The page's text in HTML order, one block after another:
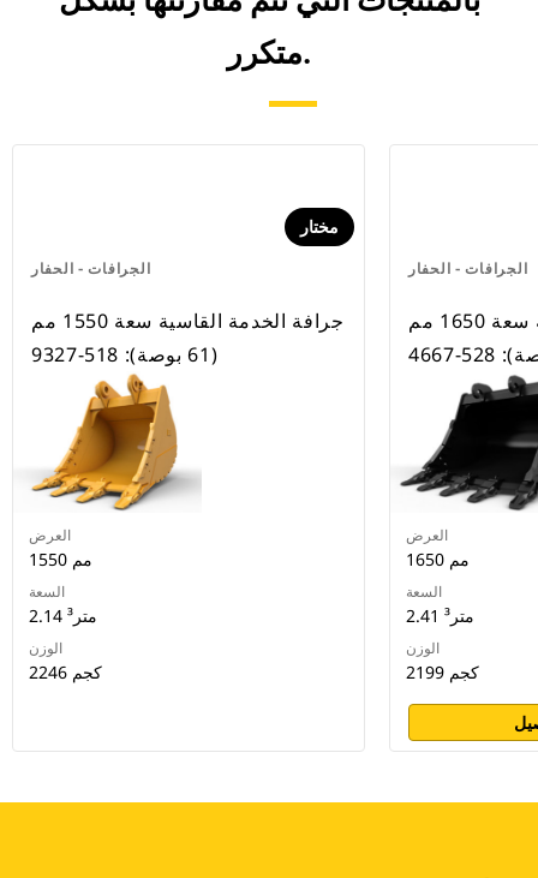
متكرر.
الجرافات - الحفار
مختار
جرافة الخدمة القاسية سعة 1550 مم
(61 بوصة): 518-9327
العرض
1550 مم
السعة
2.14 متر³
الوزن
2246 كجم
الجرافات - الحفار
جرافة الخدمة القاسية سعة 1650 مم
العرض
1650 مم
السعة
2.41 متر³
الوزن
2199 كجم